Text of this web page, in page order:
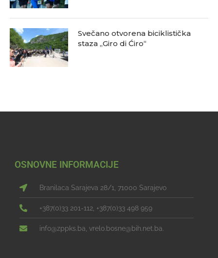
Svečano otvorena biciklistička
staza „Giro di Ćiro“
OSNOVNE INFORMACIJE
Branilaca Sarajeva 28/1, 71000 Sarajevo
+387(0)33 201-112, +387(0)33 498 959
info@zppks.ba, vrelo.bosne@bih.net.ba.